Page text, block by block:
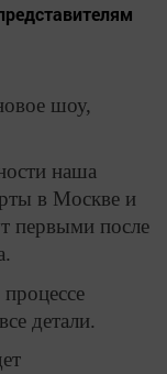
шоу,
наша
в Москве и
первыми после
детали.